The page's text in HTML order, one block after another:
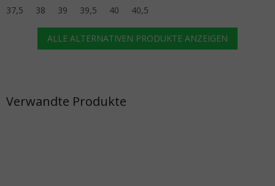
Verwandte Produkte
37,5
38 39 39,5 40 40,5
ALLE ALTERNATIVEN PRODUKTE ANZEIGEN